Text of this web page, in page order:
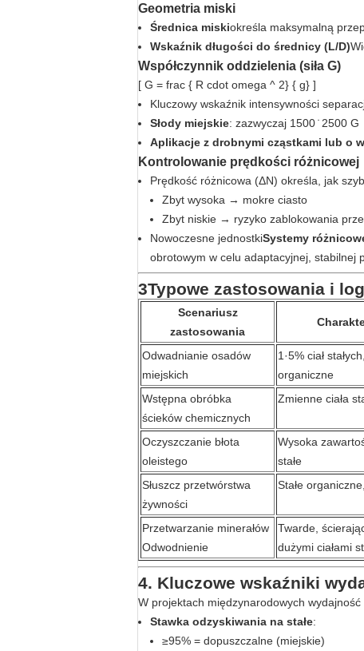
Geometria miski
Średnica miskiokreśla maksymalną
Wskaźnik długości do średnicy (L/D)
Współczynnik oddzielenia (siła G)
[ G = frac { R cdot omega ^ 2} { g} ]
Kluczowy wskaźnik intensywności
Słody miejskie: zazwyczaj 1500 ̇ 2500 G
Aplikacje z drobnymi cząstkami lub o
Kontrolowanie prędkości różnicowej
Prędkość różnicowa (ΔN) określa, jak
Zbyt wysoka → mokre ciasto
Zbyt niskie → ryzyko zablokowania
Nowoczesne jednostkiSystemy
obrotowym w celu adaptacyjnej, stabilnej
3Typowe zastosowania i
Scenariusz
zastosowania
Odwadnianie osadów
miejskich
1·5% ciał
organiczne
Wstępna obróbka
ścieków chemicznych
Zmienne ciała
Oczyszczanie błota
oleistego
Wysoka
stałe
Słuszcz przetwórstwa
żywności
Stałe
Przetwarzanie minerałów
Odwodnienie
Twarde,
dużymi ciałami
4. Kluczowe wskaźniki
W projektach międzynarodowych
Stawka odzyskiwania na stałe:
≥95% = dopuszczalne (miejskie)